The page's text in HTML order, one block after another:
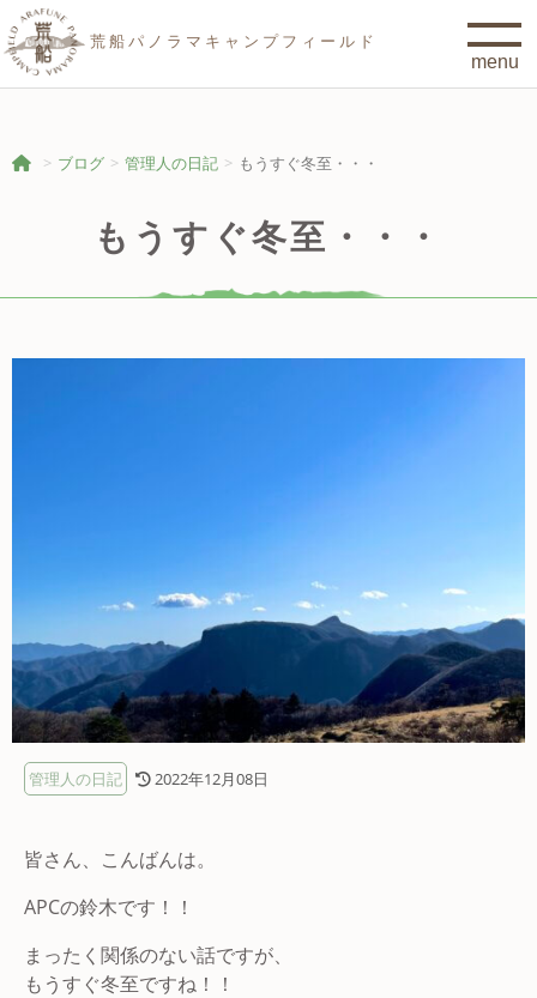
荒船パノラマキャンプフィールド
ブログ 管理人の日記 もうすぐ冬至・・・
もうすぐ冬至・・・
管理人の日記 2022年12月08日
皆さん、こんばんは。
APCの鈴木です！！
まったく関係のない話ですが、
もうすぐ冬至ですね！！